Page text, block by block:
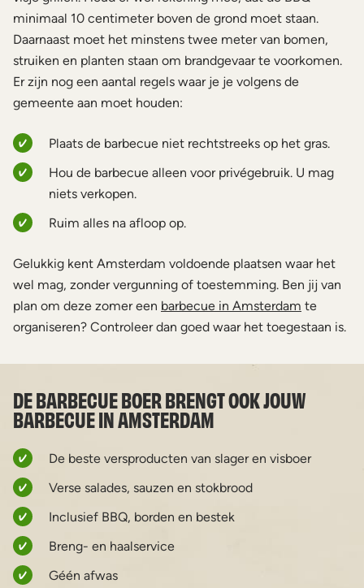
minimaal 10 centimeter boven de grond moet staan.
Daarnaast moet het minstens twee meter van bomen,
struiken en planten staan om brandgevaar te voorkomen.
Er zijn nog een aantal regels waar je je volgens de
gemeente aan moet houden:
Plaats de barbecue niet rechtstreeks op het gras.
Hou de barbecue alleen voor privégebruik. U mag
niets verkopen.
Ruim alles na afloop op.
Gelukkig kent Amsterdam voldoende plaatsen waar het
wel mag, zonder vergunning of toestemming. Ben jij van
plan om deze zomer een barbecue in Amsterdam te
organiseren? Controleer dan goed waar het toegestaan is.
DE BARBECUE BOER BRENGT OOK JOUW
BARBECUE IN AMSTERDAM
De beste versproducten van slager en visboer
Verse salades, sauzen en stokbrood
Inclusief BBQ, borden en bestek
Breng- en haalservice
Géén afwas